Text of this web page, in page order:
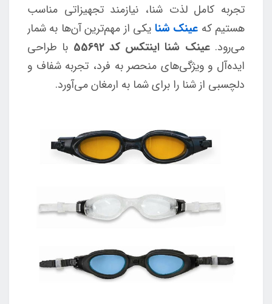
تجربه کامل لذت شنا، نیازمند تجهیزاتی مناسب
هستیم که عینک شنا یکی از مهم‌ترین آن‌ها به شمار
می‌رود.عینک شنا اینتکس کد 55692
با طراحی
ایده‌آل و ویژگی‌های منحصر به فرد، تجربه شفاف و
دلچسبی از شنا را برای شما به ارمغان می‌آورد.